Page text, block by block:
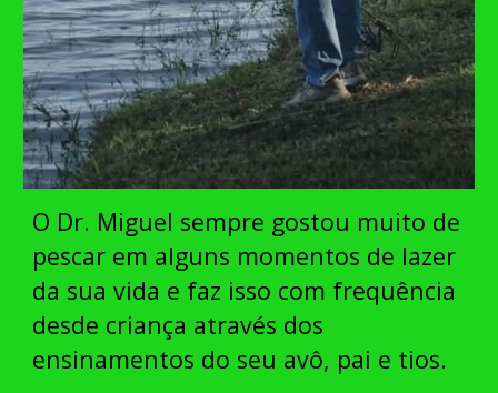
O Dr. Miguel sempre gostou muito de
pescar em alguns momentos de lazer
da sua vida e faz isso com frequência
desde criança através dos
ensinamentos do seu avô, pai e tios.